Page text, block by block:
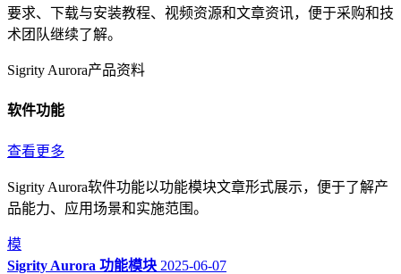
要求、下载与安装教程、视频资源和文章资讯，便于采购和技
术团队继续了解。
Sigrity Aurora产品资料
软件功能
查看更多
Sigrity Aurora软件功能以功能模块文章形式展示，便于了解产
品能力、应用场景和实施范围。
模
Sigrity Aurora 功能模块 2025-06-07